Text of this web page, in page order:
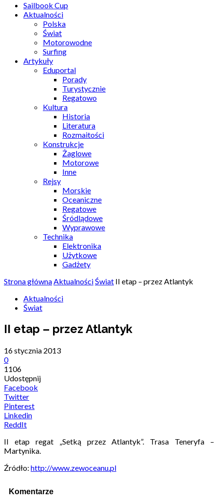
Sailbook Cup
Aktualności
Polska
Świat
Motorowodne
Surfing
Artykuły
Eduportal
Porady
Turystycznie
Regatowo
Kultura
Historia
Literatura
Rozmaitości
Konstrukcje
Żaglowe
Motorowe
Inne
Rejsy
Morskie
Oceaniczne
Regatowe
Śródlądowe
Wyprawowe
Technika
Elektronika
Użytkowe
Gadżety
Strona głównaAktualnościŚwiat II etap – przez Atlantyk
Aktualności
Świat
II etap – przez Atlantyk
16 stycznia 2013
0
1106
Udostępnij
Facebook
Twitter
Pinterest
Linkedin
ReddIt
II etap regat „Setką przez Atlantyk”. Trasa Teneryfa –
Martynika.
Źródło: http://www.zewoceanu.pl
Komentarze